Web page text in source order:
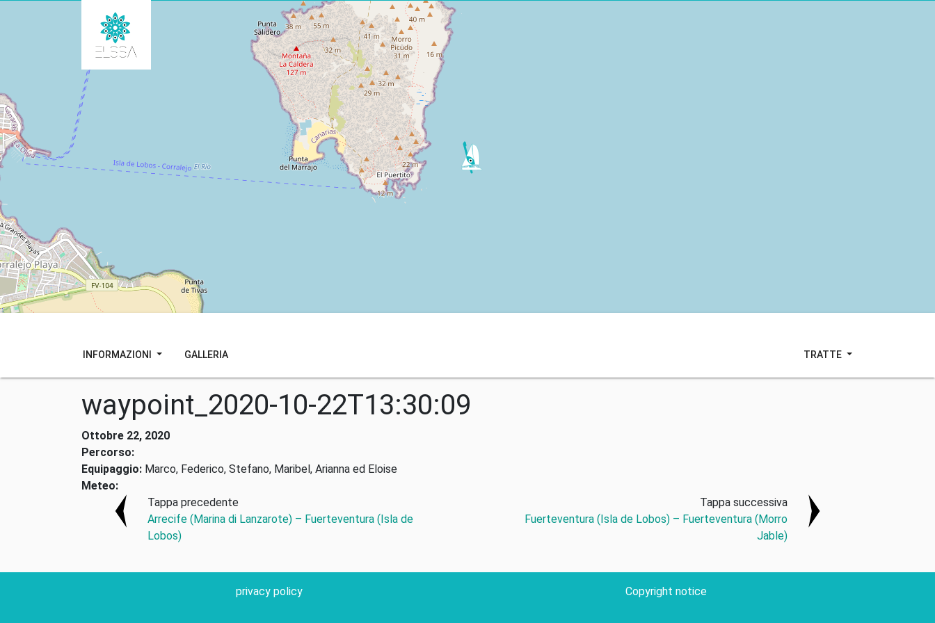
INFORMAZIONI GALLERIA TRATTE
waypoint_2020-10-22T13:30:09
Ottobre 22, 2020
Percorso:
Equipaggio: Marco, Federico, Stefano, Maribel, Arianna ed Eloise
Meteo:
Tappa precedente
Arrecife (Marina di Lanzarote) – Fuerteventura (Isla de
Lobos)
Tappa successiva
Fuerteventura (Isla de Lobos) – Fuerteventura (Morro
Jable)
privacy policy Copyright notice